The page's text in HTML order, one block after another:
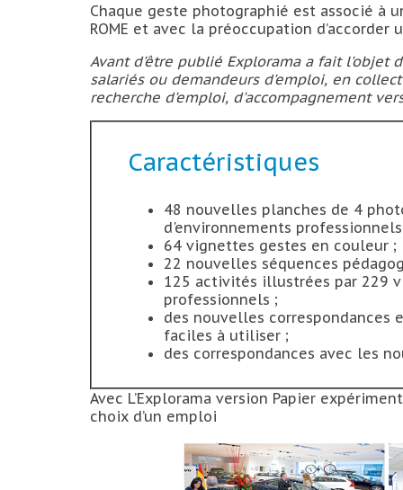
Chaque geste photographié est associé
ROME et avec la préoccupation
Avant d'être publié Explorama a fait l'objet
salariés ou demandeurs d'emploi, en
recherche d'emploi, d'accompagnement
Caractéristiques
48 nouvelles planches de 4
d'environnements
64 vignettes gestes en couleur ;
22 nouvelles séquences
125 activités illustrées par 229
professionnels ;
des nouvelles correspondances
faciles à utiliser ;
des correspondances avec les
Avec L’Explorama version Papier
choix d’un emploi